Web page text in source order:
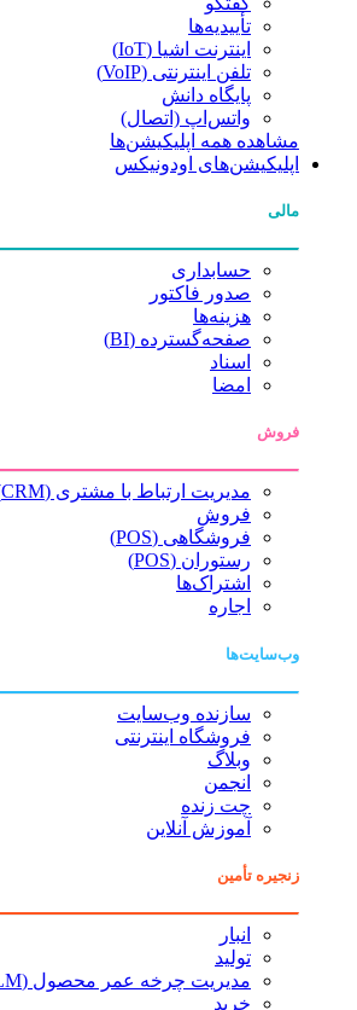
تأییدیه‌ها
اینترنت اشیا (IoT)
تلفن اینترنتی (VoIP)
پایگاه دانش
واتس‌اپ (اتصال)
مشاهده همه اپلیکیشن‌ها
اپلیکیشن‌های اودونیکس
مالی
حسابداری
صدور فاکتور
هزینه‌ها
صفحه‌گسترده (BI)
اسناد
امضا
فروش
مدیریت ارتباط با مشتری (CRM)
فروش
فروشگاهی (POS)
رستوران (POS)
اشتراک‌ها
اجاره
وب‌سایت‌ها
سازنده وب‌سایت
فروشگاه اینترنتی
وبلاگ
انجمن
چت زنده
آموزش آنلاین
زنجیره تأمین
انبار
تولید
مدیریت چرخه عمر محصول (PLM)
خرید